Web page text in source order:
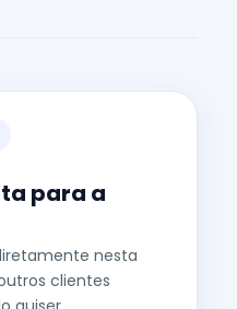
para a
nesta
clientes